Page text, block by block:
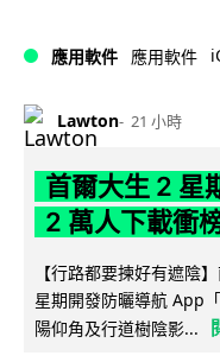
應用軟件 應用軟件
Lawton 21 小時
首爾大生 2 星
2 萬人下載衝
【行路都要揀好有遮陰
星期開發防曬導航 App
陽仰角及行道樹陰影...